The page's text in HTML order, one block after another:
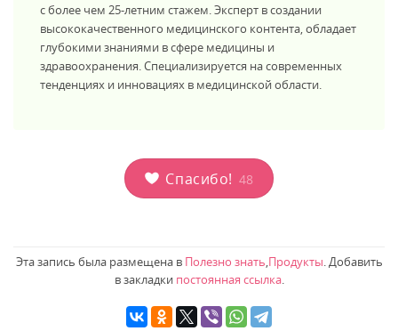
с более чем 25-летним стажем. Эксперт в создании
высококачественного медицинского контента, обладает
глубокими знаниями в сфере медицины и
здравоохранения. Специализируется на современных
тенденциях и инновациях в медицинской области.
Спасибо! 48
Эта запись была размещена в Полезно знать,Продукты. Добавить
в закладки постоянная ссылка.